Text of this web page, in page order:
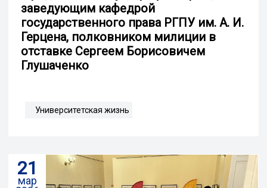
заведующим кафедрой
государственного права РГПУ им. А. И.
Герцена, полковником милиции в
отставке Сергеем Борисовичем
Глушаченко
Университетская жизнь
21
мар